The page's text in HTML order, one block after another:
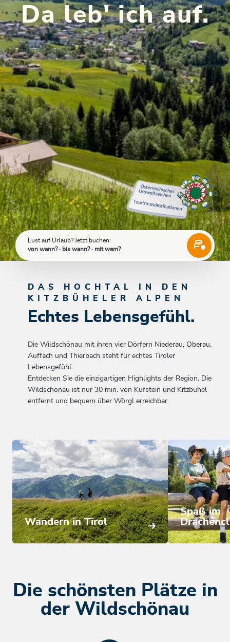
Da leb' ich auf.
Lust auf Urlaub? Jetzt buchen:
von wann? · bis wann? · mit wem?
DAS HOCHTAL IN DEN
KITZBÜHELER ALPEN
Echtes Lebensgefühl.
Die Wildschönau mit ihren vier Dörfern Niederau, Oberau,
Auffach und Thierbach steht für echtes Tiroler
Lebensgefühl.
Entdecken Sie die einzigartigen Highlights der Region. Die
Wildschönau ist nur 30 min. von Kufstein und Kitzbühel
entfernt und bequem über Wörgl erreichbar.
Wandern in Tirol
Spaß im
Die schönsten Plätze in
der Wildschönau